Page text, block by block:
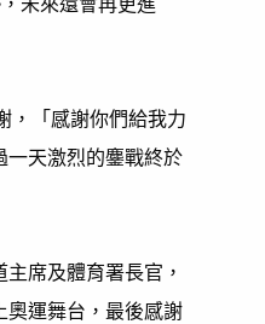
，「感謝你們給我力
一天激烈的鏖戰終於
席及體育署長官，
奧運舞台，最後感謝